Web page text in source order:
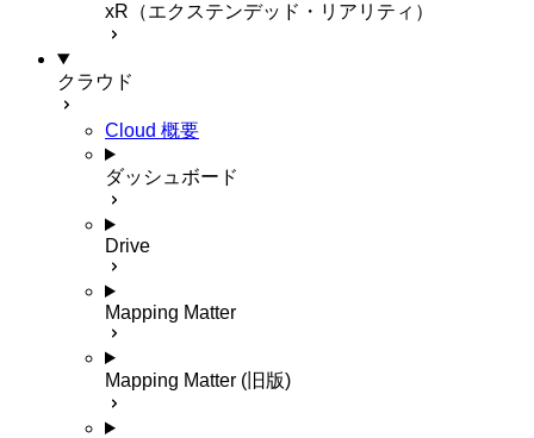
xR（エクステンデッド・リアリティ）
クラウド
Cloud 概要
ダッシュボード
Drive
Mapping Matter
Mapping Matter (旧版)